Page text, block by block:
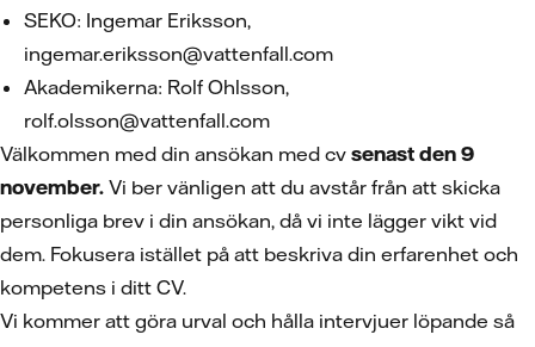
SEKO: Ingemar Eriksson,
ingemar.eriksson@vattenfall.com
Akademikerna: Rolf Ohlsson,
rolf.olsson@vattenfall.com
Välkommen med din ansökan med cv senast den 9
november. Vi ber vänligen att du avstår från att skicka
personliga brev i din ansökan, då vi inte lägger vikt vid
dem. Fokusera istället på att beskriva din erfarenhet och
kompetens i ditt CV.
Vi kommer att göra urval och hålla intervjuer löpande så